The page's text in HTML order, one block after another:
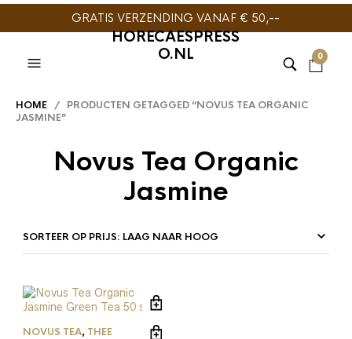
GRATIS VERZENDING VANAF € 50,--
HORECAESPRESS
O.NL
0
HOME / PRODUCTEN GETAGGED “NOVUS TEA ORGANIC
JASMINE”
Novus Tea Organic
Jasmine
NOVUS TEA, THEE